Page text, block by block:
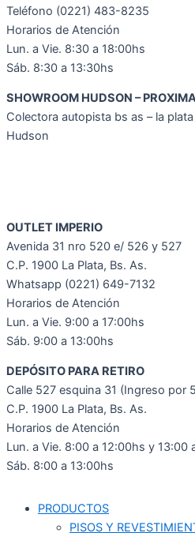
Teléfono (0221) 483-8235
Horarios de Atención
Lun. a Vie. 8:30 a 18:00hs
Sáb. 8:30 a 13:30hs
SHOWROOM HUDSON –
Colectora autopista bs as – la
Hudson
OUTLET IMPERIO
Avenida 31 nro 520 e/ 526 y 527
C.P. 1900 La Plata, Bs. As.
Whatsapp (0221) 649-7132
Horarios de Atención
Lun. a Vie. 9:00 a 17:00hs
Sáb. 9:00 a 13:00hs
DEPÓSITO PARA RETIRO
Calle 527 esquina 31 (Ingreso por
C.P. 1900 La Plata, Bs. As.
Horarios de Atención
Lun. a Vie. 8:00 a 12:00hs y 13:00
Sáb. 8:00 a 13:00hs
PRODUCTOS
PISOS Y